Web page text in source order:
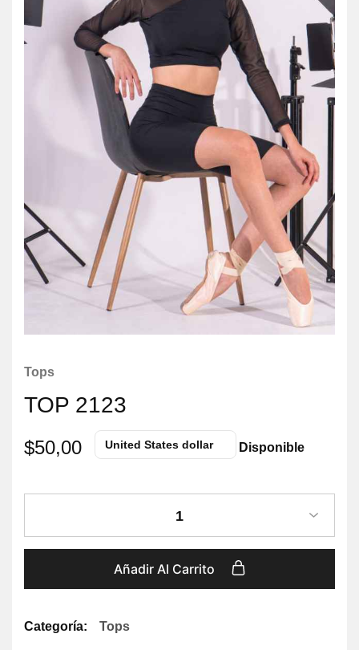
Tops
TOP 2123
$50,00 United States dollar Disponible
1
Añadir Al Carrito
Categoría: Tops